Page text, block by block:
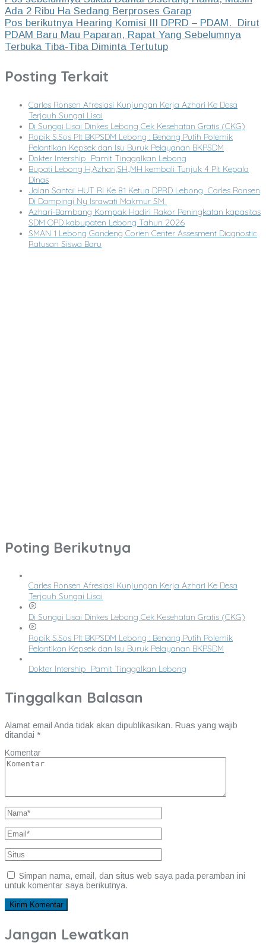
Ada 2 Ribu Ha Sedang Berproses Garap
Pos berikutnya Hearing Komisi III DPRD – PDAM. Dirut
PDAM Baru Mau Paparan, Rapat Yang Sebelumnya
Terbuka Tiba-Tiba Diminta Tertutup
Posting Terkait
Carles Ronsen Afresiasi Kunjungan Kerja Azhari Ke Desa
Terjauh Sungai Lisai
Di Sungai Lisai Dinkes Lebong Cek Kesehatan Gratis (CKG)
Ropik S.Sos Plt BKPSDM Lebong : Benang Putih Polemik
Pelantikan Kepsek dan Isu Buruk Pelayanan BKPSDM
Dokter Intership Pamit Tinggalkan Lebong
Bupati Lebong H,Azhari,SH.,MH kembali Tunjuk 4 Plt Kepala
Dinas
Jalan Santai HUT RI Ke 81 Ketua DPRD Lebong Carles Ronsen
Di Dampingi Ny Israwati Makmur SM
Azhari-Bambang Kompak Hadiri Rakor Peningkatan kapasitas
SDM OPD kabupaten Lebong Tahun 2026
SMAN 1 Lebong Gandeng Corien Center Assesment Diagnostic
Ratusan Siswa Baru
Poting Berikutnya
Carles Ronsen Afresiasi Kunjungan Kerja Azhari Ke Desa
Terjauh Sungai Lisai
Di Sungai Lisai Dinkes Lebong Cek Kesehatan Gratis (CKG)
Ropik S.Sos Plt BKPSDM Lebong : Benang Putih Polemik
Pelantikan Kepsek dan Isu Buruk Pelayanan BKPSDM
Dokter Intership Pamit Tinggalkan Lebong
Tinggalkan Balasan
Alamat email Anda tidak akan dipublikasikan. Ruas yang wajib
ditandai *
Komentar
Simpan nama, email, dan situs web saya pada peramban ini
untuk komentar saya berikutnya.
Jangan Lewatkan